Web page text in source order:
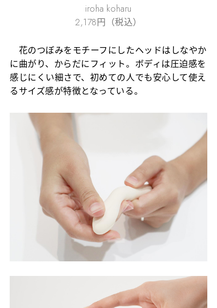
iroha koharu
2,178円（税込）
花のつぼみをモチーフにしたヘッドはしなやか
に曲がり、からだにフィット。ボディは圧迫感を
感じにくい細さで、初めての人でも安心して使え
るサイズ感が特徴となっている。